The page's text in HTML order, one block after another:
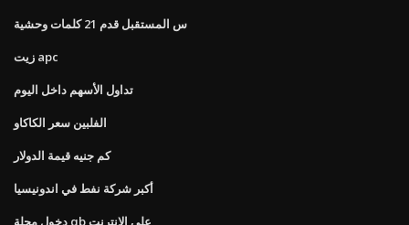
س المستقبل قدم 21 كلمات وحشية
زيت apc
تداول الأسهم داخل اليوم
الفلبين سعر الكاكاو
كم جنيه قيمة الدولار
أكبر شركة نفط في اندونيسيا
دخول مجلة qb على الانترنت